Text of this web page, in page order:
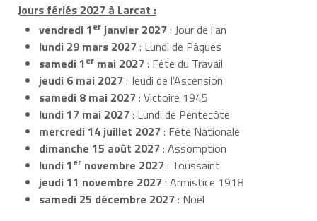
Jours fériés 2027 à Larcat :
vendredi 1er janvier 2027: Jour de l'an
lundi 29 mars 2027: Lundi de Pâques
samedi 1er mai 2027: Fête du Travail
jeudi 6 mai 2027: Jeudi de l'Ascension
samedi 8 mai 2027: Victoire 1945
lundi 17 mai 2027: Lundi de Pentecôte
mercredi 14 juillet 2027: Fête Nationale
dimanche 15 août 2027: Assomption
lundi 1er novembre 2027: Toussaint
jeudi 11 novembre 2027: Armistice 1918
samedi 25 décembre 2027: Noël